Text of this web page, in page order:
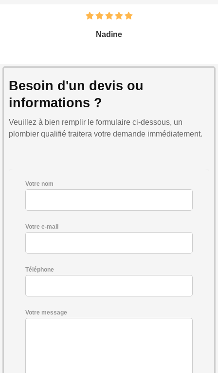
Nadine
Besoin d'un devis ou
informations ?
Veuillez à bien remplir le formulaire ci-dessous, un
plombier qualifié traitera votre demande immédiatement.
Votre nom
Votre e-mail
Téléphone
Votre message